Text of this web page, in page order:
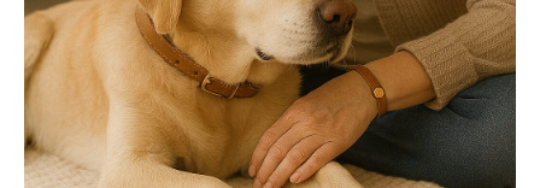
PRIVACY
プライバシーポリシー
お問い合わせ